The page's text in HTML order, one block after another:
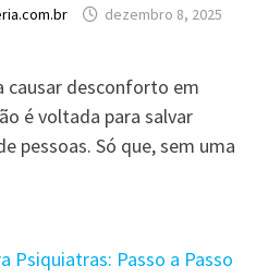
dezembro 8, 2025
causar desconforto em
é voltada para salvar
pessoas. Só que, sem uma